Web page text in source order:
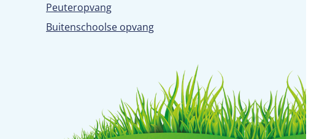
Peuteropvang
Buitenschoolse opvang